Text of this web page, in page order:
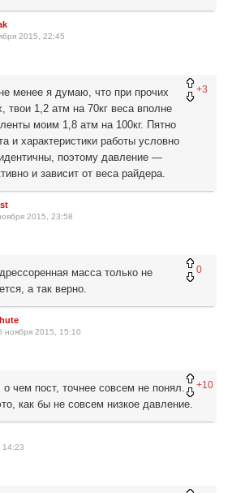
2015, 22:45
+3
менее я думаю, что при прочих
твои 1,2 атм на 70кг веса вполне
моим 1,8 атм на 100кг. Пятно
и характеристики работы условно
поэтому давление —
и зависит от веса райдера.
2015, 23:58
0
масса только не
а так верно.
ноября 2015, 15:10
+10
чем пост, точнее совсем не понял.
как бы не совсем низкое давление.
14:23